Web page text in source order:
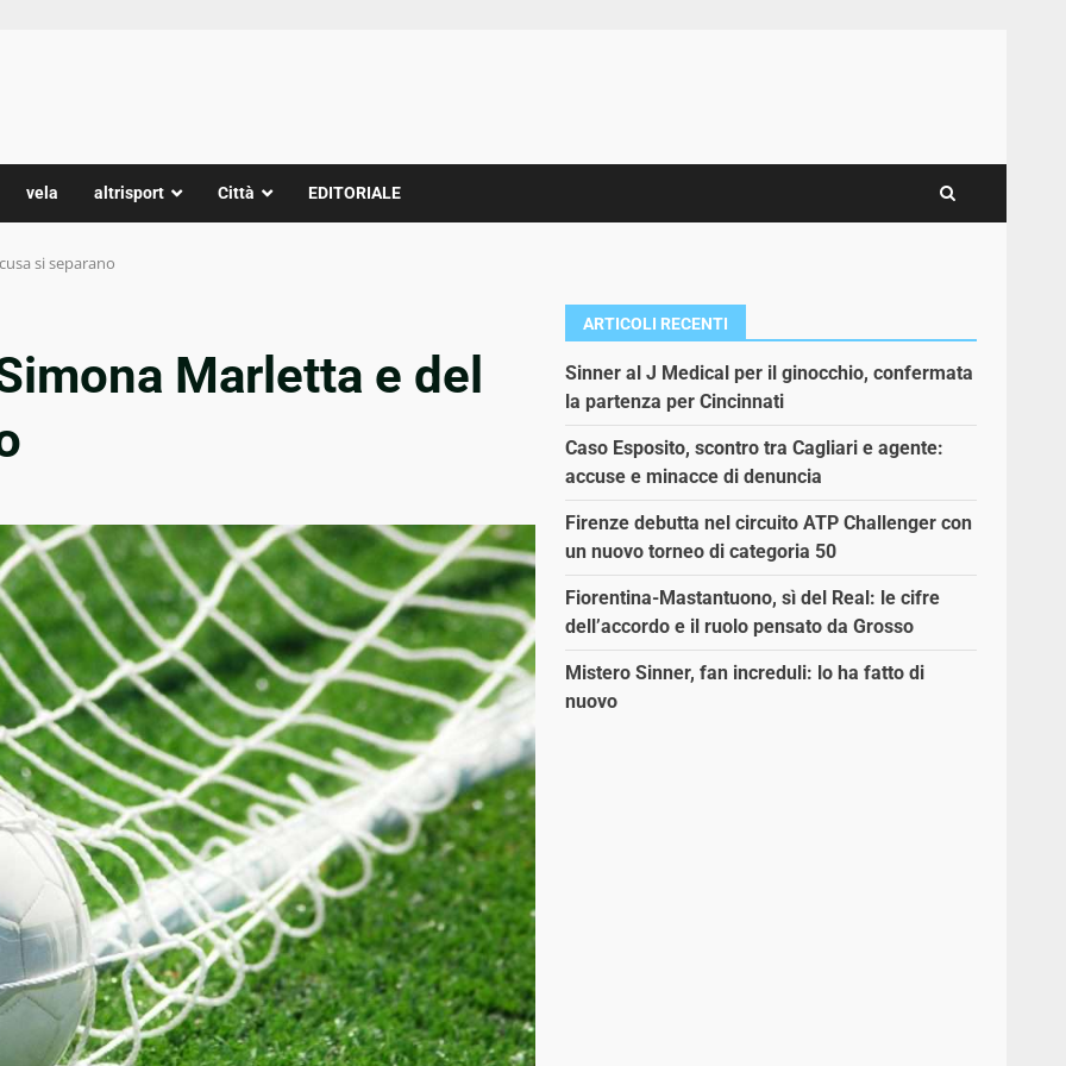
vela altrisport Città EDITORIALE
si separano
Marletta e del
ARTICOLI RECENTI
Sinner al J Medical per il ginocchio, confermata
la partenza per Cincinnati
Caso Esposito, scontro tra Cagliari e agente:
accuse e minacce di denuncia
Firenze debutta nel circuito ATP Challenger con
un nuovo torneo di categoria 50
Fiorentina-Mastantuono, sì del Real: le cifre
dell’accordo e il ruolo pensato da Grosso
Mistero Sinner, fan increduli: lo ha fatto di
nuovo